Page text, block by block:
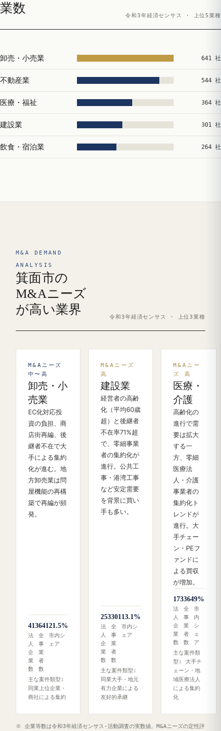
業数
令和3年経済センサス · 上位5業種
卸売・小売業 641 社
不動産業 544 社
医療・福祉 364 社
建設業 301 社
飲食・宿泊業 264 社
M&A DEMAND
ANALYSIS
箕面市の
M&Aニーズ
が高い業界
令和3年経済センサス · 上位3業種
M&Aニーズ
中〜高
卸売・小
売業
EC化対応投
資の負担、商
店街再編、後
継者不在で大
手による集約
化が進む。地
方卸売業は問
屋機能の再構
築で再編が頻
発。
413
法
人
企
業
数
641
全
事
業
者
数
21.5%
市内シ
ェア
主な案件類型:
同業上位企業・
商社による集約
M&Aニーズ
高
建設業
経営者の高齢
化（平均60歳
超）と後継者
不在率71%超
で、零細事業
者の集約化が
進行。公共工
事・港湾工事
など安定需要
を背景に買い
手も多い。
253
法
人
企
業
数
301
全
事
業
者
数
13.1%
市内シ
ェア
主な案件類型:
同業大手・地元
有力企業による
友好的承継
M&Aニー
ズ 高
医療・
介護
高齢化の
進行で需
要は拡大
する一
方、零細
医療法
人・介護
事業者の
集約化ト
レンドが
進行。大
手チェー
ン・PEフ
ァンドに
よる買収
が増加。
173
法
人
企
業
数
364
全
事
業
者
数
9%
市
内
シ
ェ
ア
主な案件類
型: 大手チ
ェーン・地
域医療法人
による集約
化
※ 企業等数は令和3年経済センサス‐活動調査の実数値。M&Aニーズの定性評